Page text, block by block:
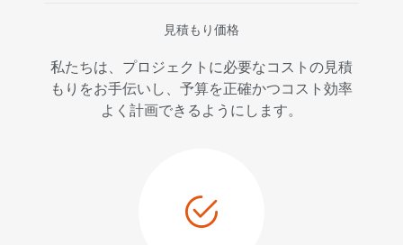
見積もり価格
私たちは、プロジェクトに必要なコストの見積
もりをお手伝いし、予算を正確かつコスト効率
よく計画できるようにします。